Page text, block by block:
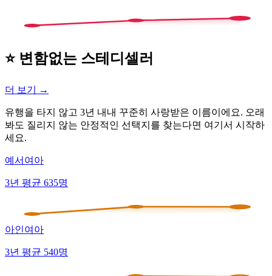
⭐ 변함없는 스테디셀러
더 보기 →
유행을 타지 않고 3년 내내 꾸준히 사랑받은 이름이에요. 오래
봐도 질리지 않는 안정적인 선택지를 찾는다면 여기서 시작하
세요.
예서 여아
3년 평균 635명
아인여아
3년 평균 540명